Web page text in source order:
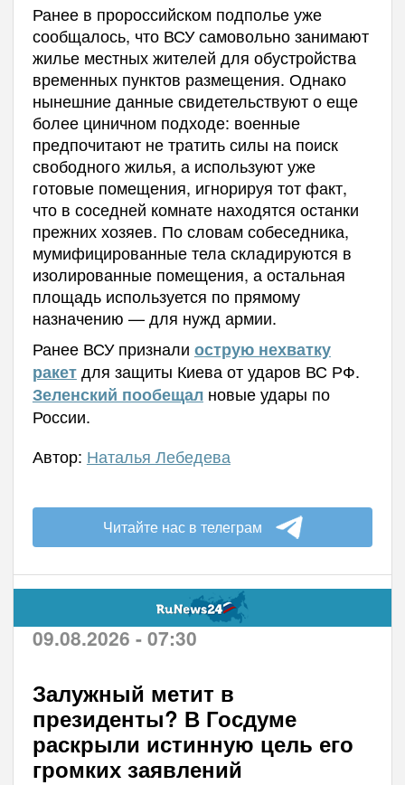
Ранее в пророссийском подполье уже
сообщалось, что ВСУ самовольно занимают
жилье местных жителей для обустройства
временных пунктов размещения. Однако
нынешние данные свидетельствуют о еще
более циничном подходе: военные
предпочитают не тратить силы на поиск
свободного жилья, а используют уже
готовые помещения, игнорируя тот факт,
что в соседней комнате находятся останки
прежних хозяев. По словам собеседника,
мумифицированные тела складируются в
изолированные помещения, а остальная
площадь используется по прямому
назначению — для нужд армии.
Ранее ВСУ признали острую нехватку
ракетдля защиты Киева от ударов ВС РФ.
Зеленский пообещалновые удары по
России.
Автор: Наталья Лебедева
Читайте нас в телеграм
09.08.2026 - 07:30
Залужный метит в
президенты? В Госдуме
раскрыли истинную цель его
громких заявлений